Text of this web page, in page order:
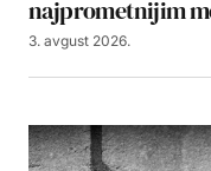
najprometnijim
3. avgust 2026.